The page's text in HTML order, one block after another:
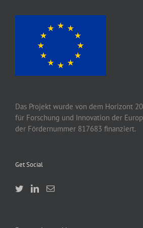
Das Projekt wurde von dem Horizont
für Forschung und Innovation der
der Fördernummer 817683 finanziert.
Get Social